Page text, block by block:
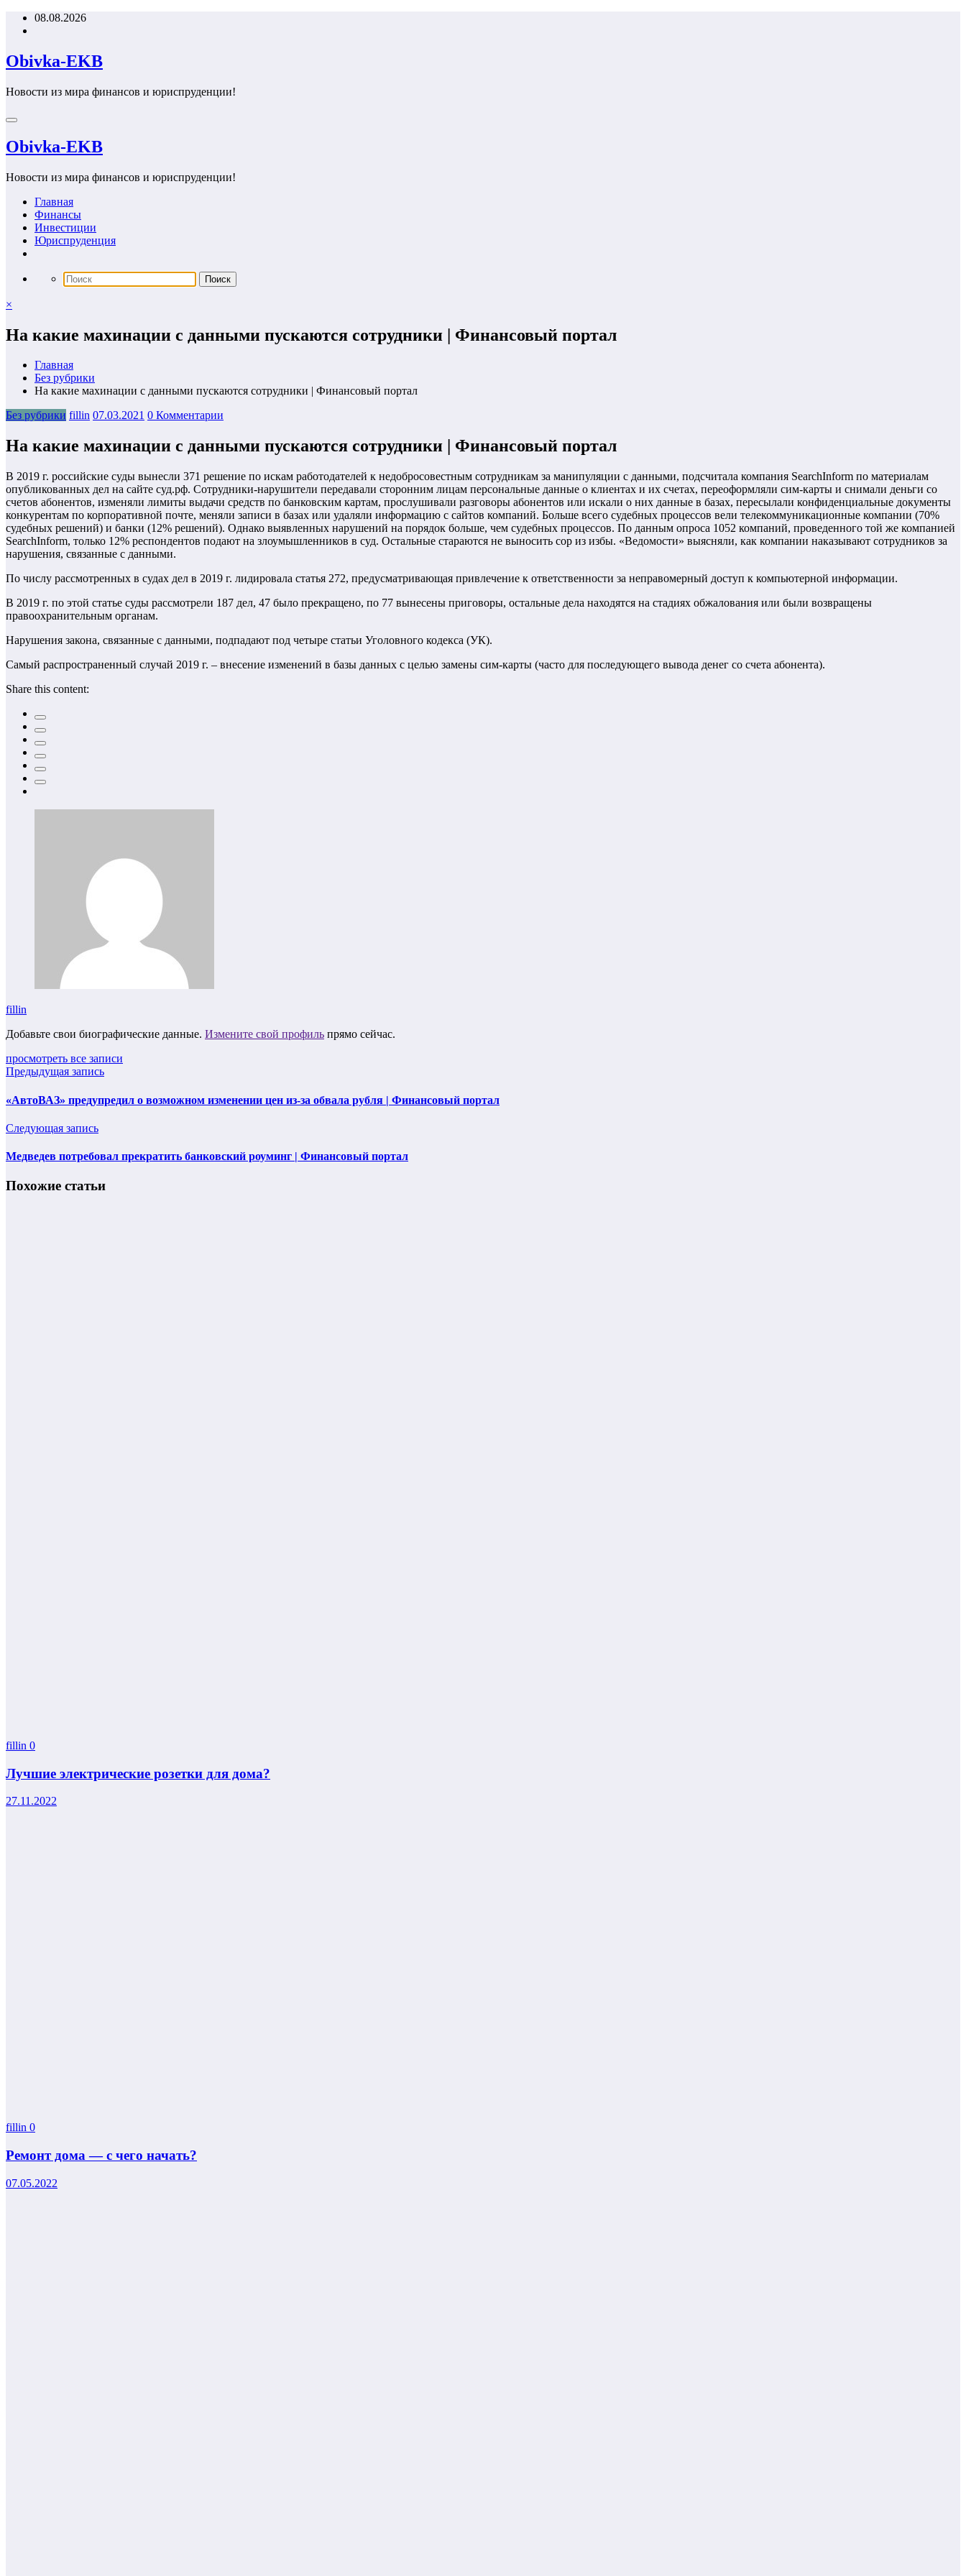
Перейти08.08.2026
Obivka-EKB
Новости из мира финансов и юриспруденции!
Obivka-EKB
Новости из мира финансов и юриспруденции!
Главная
Финансы
Инвестиции
Юриспруденция
×
На какие махинации с данными пускаются сотрудники | Финансовый портал
Главная
Без рубрики
На какие махинации с данными пускаются сотрудники | Финансовый портал
Без рубрики fillin 07.03.2021 0 Комментарии
На какие махинации с данными пускаются сотрудники | Финансовый портал
В 2019 г. российские суды вынесли 371 решение по искам работодателей к недобросовестным сотрудникам за манипуляции с данными, подсчитала компания SearchInfоrm по материалам
опубликованных дел на сайте суд.рф. Сотрудники-нарушители передавали сторонним лицам персональные данные о клиентах и их счетах, переоформляли сим-карты и снимали деньги со
счетов абонентов, изменяли лимиты выдачи средств по банковским картам, прослушивали разговоры абонентов или искали о них данные в базах, пересылали конфиденциальные документы
конкурентам по корпоративной почте, меняли записи в базах или удаляли информацию с сайтов компаний. Больше всего судебных процессов вели телекоммуникационные компании (70%
судебных решений) и банки (12% решений). Однако выявленных нарушений на порядок больше, чем судебных процессов. По данным опроса 1052 компаний, проведенного той же компанией
SearchInform, только 12% респондентов подают на злоумышленников в суд. Остальные стараются не выносить сор из избы. «Ведомости» выясняли, как компании наказывают сотрудников за
нарушения, связанные с данными.
По числу рассмотренных в судах дел в 2019 г. лидировала статья 272, предусматривающая привлечение к ответственности за неправомерный доступ к компьютерной информации.
В 2019 г. по этой статье суды рассмотрели 187 дел, 47 было прекращено, по 77 вынесены приговоры, остальные дела находятся на стадиях обжалования или были возвращены
правоохранительным органам.
Нарушения закона, связанные с данными, подпадают под четыре статьи Уголовного кодекса (УК).
Самый распространенный случай 2019 г. – внесение изменений в базы данных с целью замены сим-карты (часто для последующего вывода денег со счета абонента).
Share this content:
fillin
Добавьте свои биографические данные. Измените свой профиль прямо сейчас.
просмотреть все записи
Предыдущая запись
«АвтоВАЗ» предупредил о возможном изменении цен из-за обвала рубля | Финансовый портал
Следующая запись
Медведев потребовал прекратить банковский роуминг | Финансовый портал
Похожие статьи
fillin 0
Лучшие электрические розетки для дома?
27.11.2022
fillin 0
Ремонт дома — с чего начать?
07.05.2022